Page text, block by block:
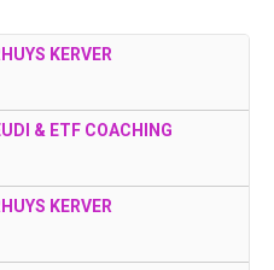
KERVER
& ETF COACHING
KERVER